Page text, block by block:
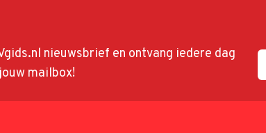
nieuwsbrief en ontvang iedere dag
mailbox!